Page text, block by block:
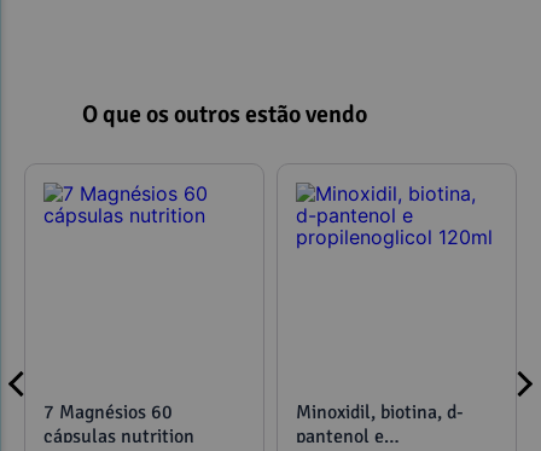
O que os outros estão vendo
7 Magnésios 60
cápsulas nutrition
Minoxidil, biotina, d-
pantenol e